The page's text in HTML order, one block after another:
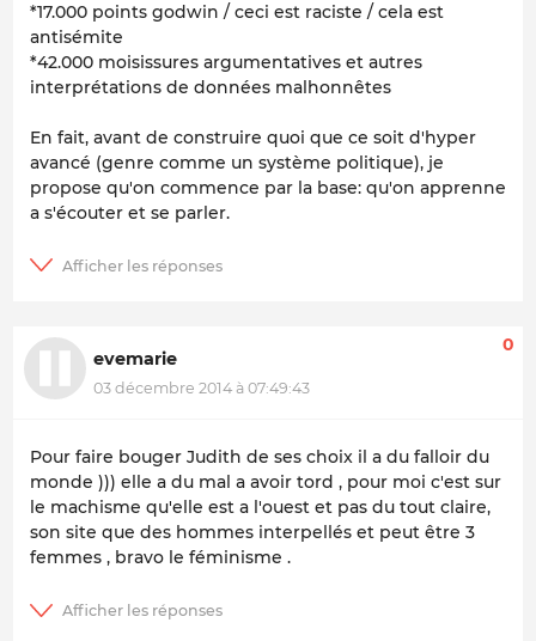
*17.000 points godwin / ceci est raciste / cela est
antisémite
*42.000 moisissures argumentatives et autres
interprétations de données malhonnêtes
En fait, avant de construire quoi que ce soit d'hyper
avancé (genre comme un système politique), je
propose qu'on commence par la base: qu'on apprenne
a s'écouter et se parler.
evemarie
03 décembre 2014 à 07:49:43
0
Pour faire bouger Judith de ses choix il a du falloir du
monde ))) elle a du mal a avoir tord , pour moi c'est sur
le machisme qu'elle est a l'ouest et pas du tout claire,
son site que des hommes interpellés et peut être 3
femmes , bravo le féminisme .